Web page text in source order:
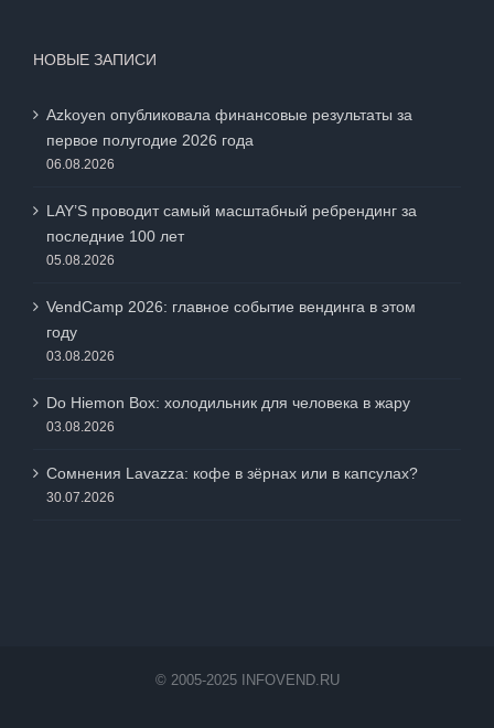
НОВЫЕ ЗАПИСИ
Azkoyen опубликовала финансовые результаты за
первое полугодие 2026 года
06.08.2026
LAY’S проводит самый масштабный ребрендинг за
последние 100 лет
05.08.2026
VendCamp 2026: главное событие вендинга в этом
году
03.08.2026
Do Hiemon Box: холодильник для человека в жару
03.08.2026
Сомнения Lavazza: кофе в зёрнах или в капсулах?
30.07.2026
© 2005-2025 INFOVEND.RU